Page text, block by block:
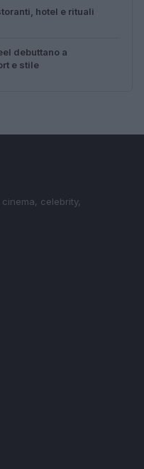
hotel e rituali
debuttano a
e stile
celebrity,